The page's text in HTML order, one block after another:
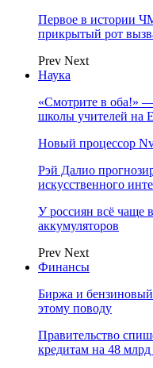
Первое в истории
прикрытый рот
Prev Next
Наука
«Смотрите в оба!» —
школы учителей на
Новый процессор
Рэй Далио
искусственного
У россиян всё чаще
аккумуляторов
Prev Next
Финансы
Биржа и бензиновый
этому поводу
Правительство
кредитам на 48 млрд